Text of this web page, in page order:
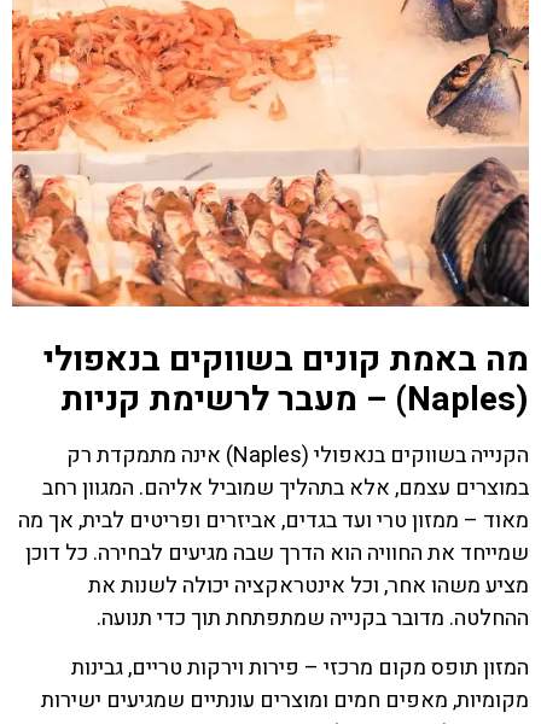
מה באמת קונים בשווקים בנאפולי
(Naples) – מעבר לרשימת קניות
הקנייה בשווקים בנאפולי (Naples) אינה מתמקדת רק
במוצרים עצמם, אלא בתהליך שמוביל אליהם. המגוון רחב
מאוד – ממזון טרי ועד בגדים, אביזרים ופריטים לבית, אך מה
שמייחד את החוויה הוא הדרך שבה מגיעים לבחירה. כל דוכן
מציע משהו אחר, וכל אינטראקציה יכולה לשנות את
ההחלטה. מדובר בקנייה שמתפתחת תוך כדי תנועה.
המזון תופס מקום מרכזי – פירות וירקות טריים, גבינות
מקומיות, מאפים חמים ומוצרים עונתיים שמגיעים ישירות